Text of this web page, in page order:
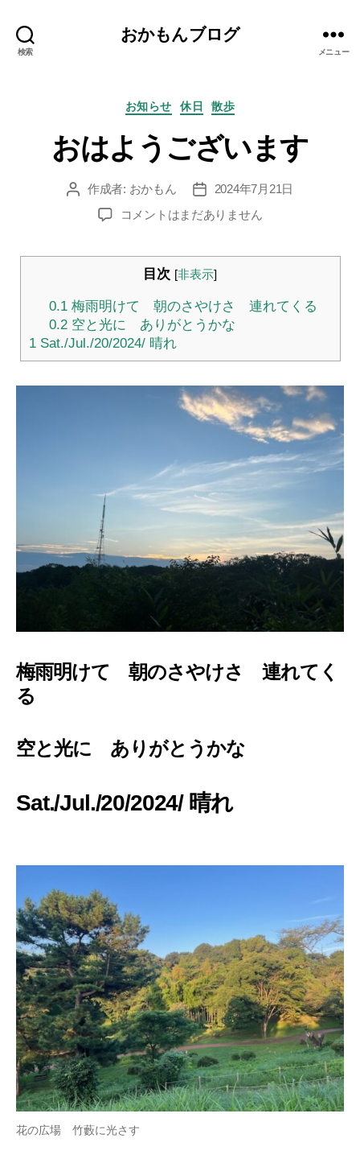
検索
おかもんブログ
メニュー
カ
ゴ
リ
お知らせ 休日 散歩
おはようございます
投 作成者: おかもん
投
稿
日
2024年7月21日
お
ざ
い
ま
コメントはまだありません
目次 [非表示]
0.1 梅雨明けて 朝のさやけさ 連れてくる
0.2 空と光に ありがとうかな
1Sat./Jul./20/2024/ 晴れ
梅雨明けて 朝のさやけさ 連れてく
る
空と光に ありがとうかな
Sat./Jul./20/2024/ 晴れ
花の広場 竹藪に光さす